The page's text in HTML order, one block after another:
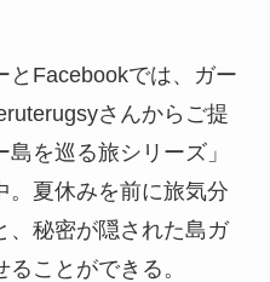
とFacebookでは、ガー
さんからご提
を巡る旅シリーズ」
。夏休みを前に旅気分
、秘密が隠された島ガ
ことができる。